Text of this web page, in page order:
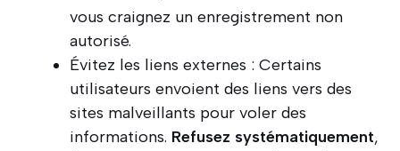
vous craignez un enregistrement non
autorisé.
Évitez les liens externes : Certains
utilisateurs envoient des liens vers des
sites malveillants pour voler des
informations. Refusez systématiquement,